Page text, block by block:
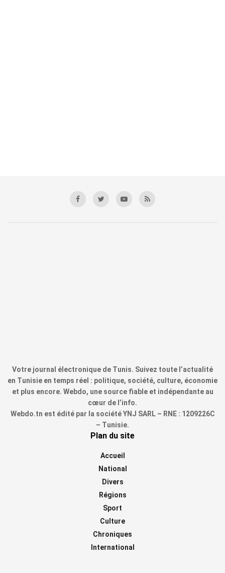
Votre journal électronique de Tunis. Suivez toute l’actualité
en Tunisie en temps réel : politique, société, culture, économie
et plus encore. Webdo, une source fiable et indépendante au
cœur de l’info.
Webdo.tn est édité par la société YNJ SARL – RNE : 1209226C
– Tunisie.
Plan du site
Accueil
National
Divers
Régions
Sport
Culture
Chroniques
International